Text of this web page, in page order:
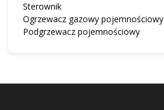
Sterownik
Ogrzewacz gazowy pojemnościowy
Podgrzewacz pojemnościowy